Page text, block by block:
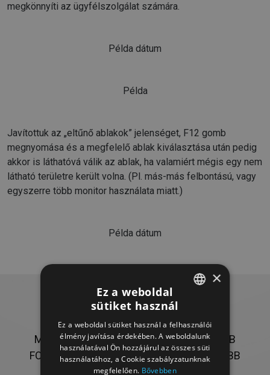
megkönnyíti az ügyfélszolgálat számára.
Példa dátum
Példa
Javítottuk az „eltűnő ablakok” jelenséget, F12 gomb
megnyomása és a megfelelő ablak kiválasztása után pedig
akkor is láthatóvá válik az ablak, ha valamiért mégis egy nem
látható területre került volna. (Pl. más-más felbontású, vagy
egyszerre több monitor használata miatt.)
Példa dátum
SZÁMADÓ HÍREK
MUNKÁSSÁGUNKRÓL OLVASMÁNYOSABB
FORMÁBAN - BÖNGÉSSZEN A LEGFRISSEBB
TÖRTÉNETEK KÖZÖTT!
HUNGARIAN
×
Ez a weboldal
sütiket használ
Ez a weboldal sütiket használ a felhasználói
élmény javítása érdekében. A weboldalunk
használatával Ön hozzájárul az összes süti
használatához, a Cookie szabályzatunknak
megfelelően. Bővebben